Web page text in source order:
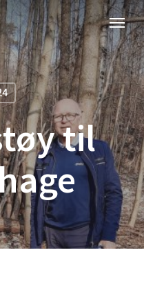
Menu
til